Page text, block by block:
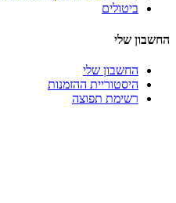
ביטולים
החשבון שלי
החשבון שלי
היסטוריית ההזמנות
רשימת תפוצה